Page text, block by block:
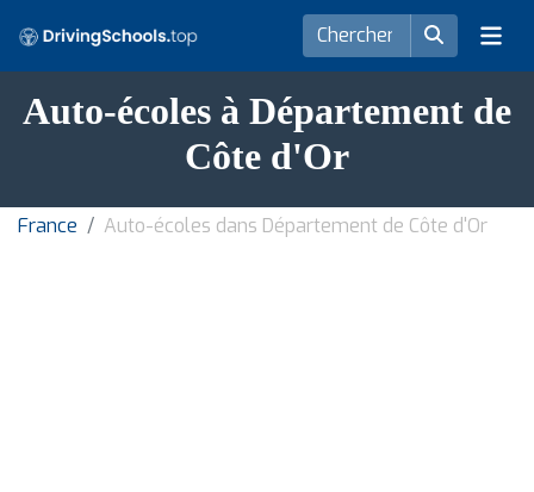
Auto-écoles à Département de
Côte d'Or
France Auto-écoles dans Département de Côte d'Or